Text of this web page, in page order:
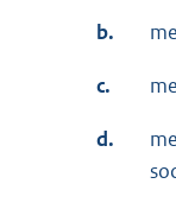
b.
c.
d.